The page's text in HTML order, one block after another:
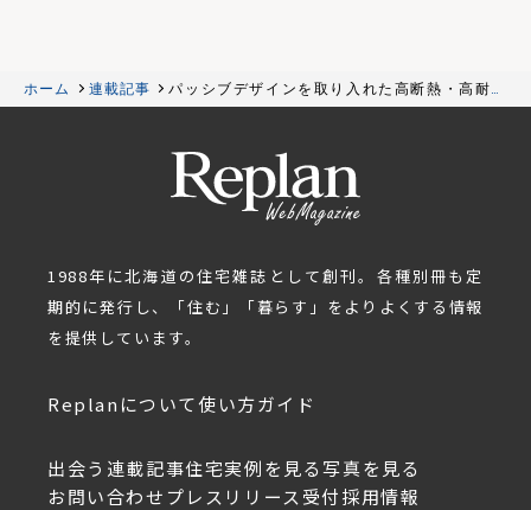
ホーム 連載記事
パッシブデザインを取り入れた高断熱・高耐震
工法の家
1988年に北海道の住宅雑誌として創刊。各種別冊も定
期的に発行し、「住む」「暮らす」をよりよくする情報
を提供しています。
Replanについて使い方ガイド
出会う 連載記事住宅実例を見る写真を見る
お問い合わせ プレスリリース受付採用情報